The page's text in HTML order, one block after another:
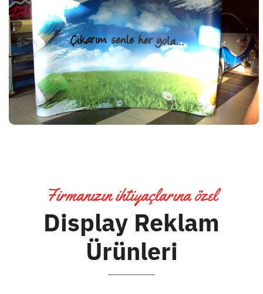
Firmanızın ihtiyaçlarına özel
Display Reklam
Ürünleri